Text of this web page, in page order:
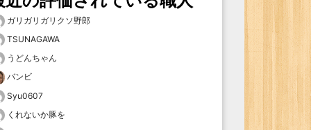
ガリガリガリクソ野郎
TSUNAGAWA
うどんちゃん
バンビ
Syu0607
くれないか豚を